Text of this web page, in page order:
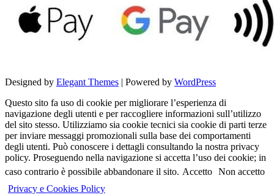
Designed by Elegant Themes | Powered by WordPress
Questo sito fa uso di cookie per migliorare l’esperienza di
navigazione degli utenti e per raccogliere informazioni sull’utilizzo
del sito stesso. Utilizziamo sia cookie tecnici sia cookie di parti terze
per inviare messaggi promozionali sulla base dei comportamenti
degli utenti. Può conoscere i dettagli consultando la nostra privacy
policy. Proseguendo nella navigazione si accetta l’uso dei cookie; in
caso contrario è possibile abbandonare il sito. Accetto Non accetto
Privacy e Cookies Policy